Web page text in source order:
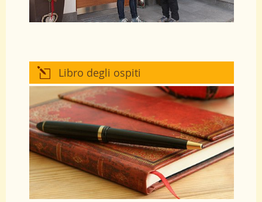
Libro degli ospiti